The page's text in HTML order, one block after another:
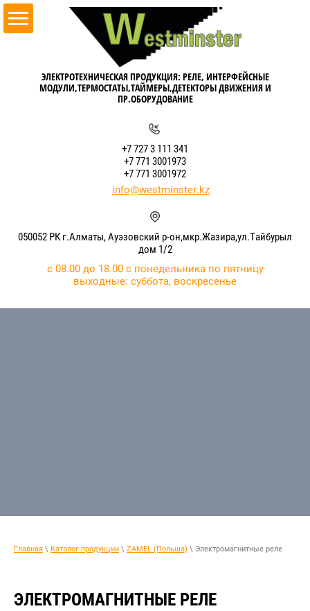
ЭЛЕКТРОТЕХНИЧЕСКАЯ ПРОДУКЦИЯ: РЕЛЕ, ИНТЕРФЕЙСНЫЕ
МОДУЛИ,ТЕРМОСТАТЫ,ТАЙМЕРЫ,ДЕТЕКТОРЫ ДВИЖЕНИЯ И
ПР.ОБОРУДОВАНИЕ
+7 727 3 111 341
+7 771 3001973
+7 771 3001972
info@westminster.kz
050052 РК г.Алматы, Ауэзовский р-он,мкр.Жазира,ул.Тайбурыл
дом 1/2
с 08.00 до 18.00 с понедельника по пятницу
выходные: суббота, воскресенье
Главная \ Каталог продукции \ ZAMEL (Польша) \ Электромагнитные реле
ЭЛЕКТРОМАГНИТНЫЕ РЕЛЕ